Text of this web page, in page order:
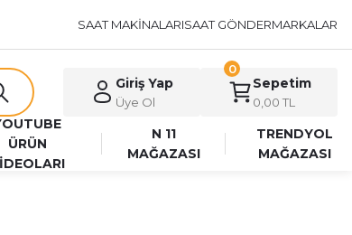
SAAT MAKİNALARISAAT GÖNDERMARKALAR
Giriş Yap
Üye Ol
Sepetim
0,00 TL
0
ÜRÜN
N 11
MAĞAZASI
TRENDYOL
MAĞAZASI